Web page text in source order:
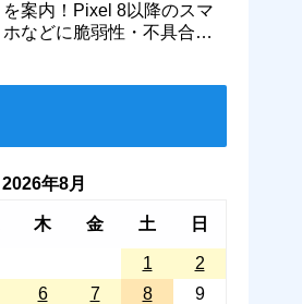
を案内！Pixel 8以降のスマ
ホなどに脆弱性・不具合の
2026年8月
木 金 土 日
1
2
6 7 8 9